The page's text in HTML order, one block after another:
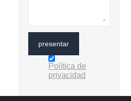
presentar
Política de
privacidad